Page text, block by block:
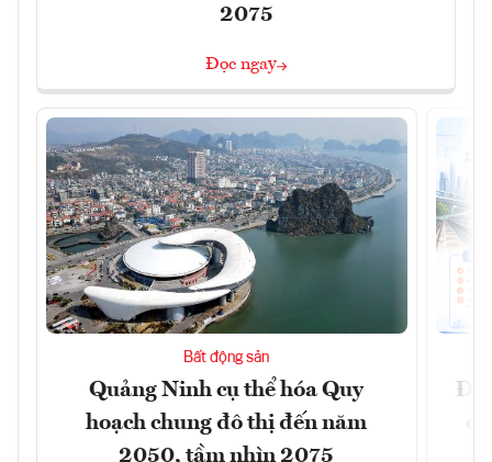
2075
Đọc ngay
Bất động sản
Quảng Ninh cụ thể hóa Quy
hoạch chung đô thị đến năm
2050, tầm nhìn 2075